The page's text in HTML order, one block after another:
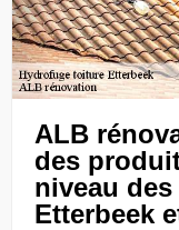
ALB
des
niveau
Etterbeek